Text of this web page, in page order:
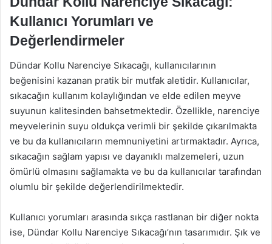
Kullanıcı Yorumları ve
Değerlendirmeler
Dündar Kollu Narenciye Sıkacağı, kullanıcılarının
beğenisini kazanan pratik bir mutfak aletidir. Kullanıcılar,
sıkacağın kullanım kolaylığından ve elde edilen meyve
suyunun kalitesinden bahsetmektedir. Özellikle, narenciye
meyvelerinin suyu oldukça verimli bir şekilde çıkarılmakta
ve bu da kullanıcıların memnuniyetini artırmaktadır. Ayrıca,
sıkacağın sağlam yapısı ve dayanıklı malzemeleri, uzun
ömürlü olmasını sağlamakta ve bu da kullanıcılar tarafından
olumlu bir şekilde değerlendirilmektedir.
Kullanıcı yorumları arasında sıkça rastlanan bir diğer nokta
ise, Dündar Kollu Narenciye Sıkacağı’nın tasarımıdır. Şık ve